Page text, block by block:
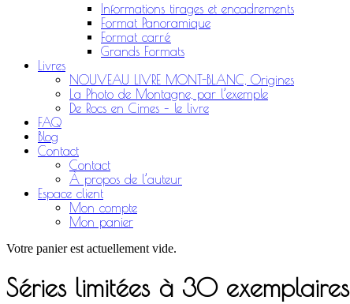
Informations tirages et encadrements
Format Panoramique
Format carré
Grands Formats
Livres
NOUVEAU LIVRE MONT-BLANC, Origines
La Photo de Montagne, par l’exemple
De Rocs en Cimes – le livre
FAQ
Blog
Contact
Contact
À propos de l’auteur
Espace client
Mon compte
Mon panier
Votre panier est actuellement vide.
Séries limitées à 30 exemplaires